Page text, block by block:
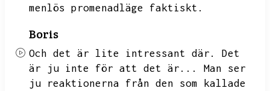
menlös promenadläge faktiskt.
Boris
Och det är lite intressant där.
Det
är ju inte för att det är...
Man ser
ju reaktionerna från den som kallade